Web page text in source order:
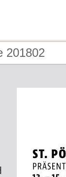
201802